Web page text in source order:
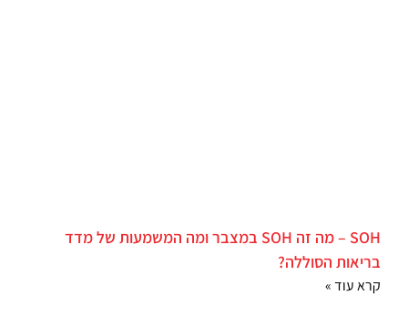
SOH – מה זה SOH במצבר ומה המשמעות של מדד
בריאות הסוללה?
קרא עוד »